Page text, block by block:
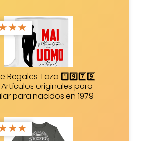
★★
Regalos Taza 1️⃣9️⃣7️⃣9️⃣ -
Artículos originales para
para nacidos en 1979
★★